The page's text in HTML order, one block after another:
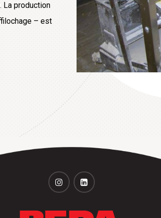
La production
– est